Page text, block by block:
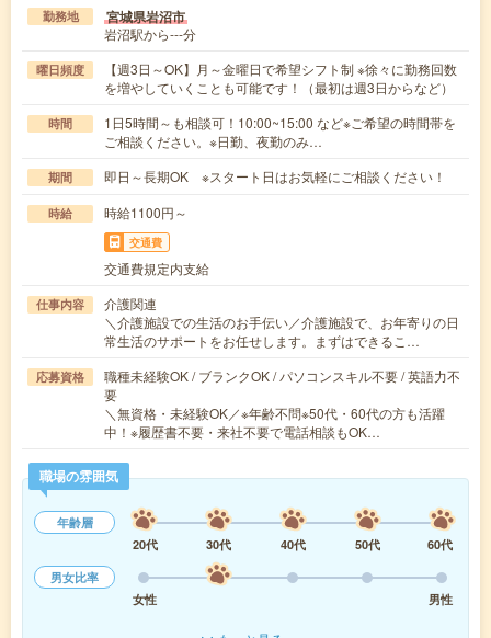
勤務地 宮城県岩沼市
岩沼駅から---分
曜日頻度
【週3日～OK】月～金曜日で希望シフト制 ※徐々に勤務回数
を増やしていくことも可能です！（最初は週3日からなど）
時間
1日5時間～も相談可！10:00~15:00 など※ご希望の時間帯を
ご相談ください。※日勤、夜勤のみ…
期間 即日～長期OK ※スタート日はお気軽にご相談ください！
時給 時給1100円～
交通費
交通費規定内支給
仕事内容
介護関連
＼介護施設での生活のお手伝い／介護施設で、お年寄りの日
常生活のサポートをお任せします。まずはできるこ…
応募資格
職種未経験OK / ブランクOK / パソコンスキル不要 / 英語力不
要
＼無資格・未経験OK／※年齢不問※50代・60代の方も活躍
中！※履歴書不要・来社不要で電話相談もOK…
職場の雰囲気
年齢層
20代
30代 40代 50代
60代
男女比率
女性
男性